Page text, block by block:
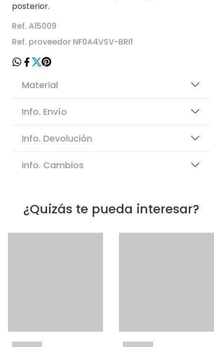
posterior.
Ref. A15009
Ref. proveedor NF0A4VSV-BRI1
Material
Info. Envío
Info. Devolución
Info. Cambios
¿Quizás te pueda interesar?